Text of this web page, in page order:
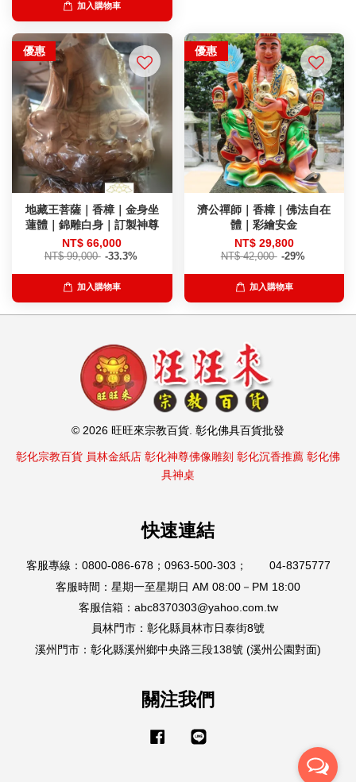
加入購物車
優惠
地藏王菩薩｜香樟｜金身坐
蓮體｜錦雕白身｜訂製神尊
NT$ 66,000
NT$ 99,000 -33.3%
加入購物車
優惠
濟公禪師｜香樟｜佛法自在
體｜彩繪安金
NT$ 29,800
NT$ 42,000 -29%
加入購物車
© 2026 旺旺來宗教百貨. 彰化佛具百貨批發
彰化宗教百貨 員林金紙店 彰化神尊佛像雕刻 彰化沉香推薦 彰化佛
具神桌
快速連結
客服專線：0800-086-678；0963-500-303； 04-8375777
客服時間：星期一至星期日 AM 08:00－PM 18:00
客服信箱：abc8370303@yahoo.com.tw
員林門市：彰化縣員林市日泰街8號
溪州門市：彰化縣溪州鄉中央路三段138號 (溪州公園對面)
關注我們
Facebook